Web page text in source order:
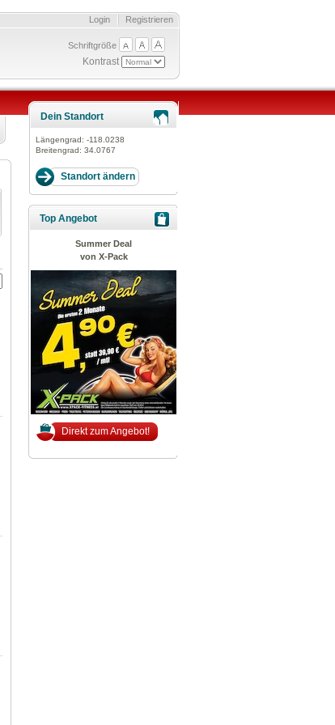
Registrieren
Login
Schriftgröße
Kontrast
Dein Standort
Längengrad: -118.0238
Breitengrad: 34.0767
Top Angebot
Summer Deal
von X-Pack
Direkt zum Angebot!